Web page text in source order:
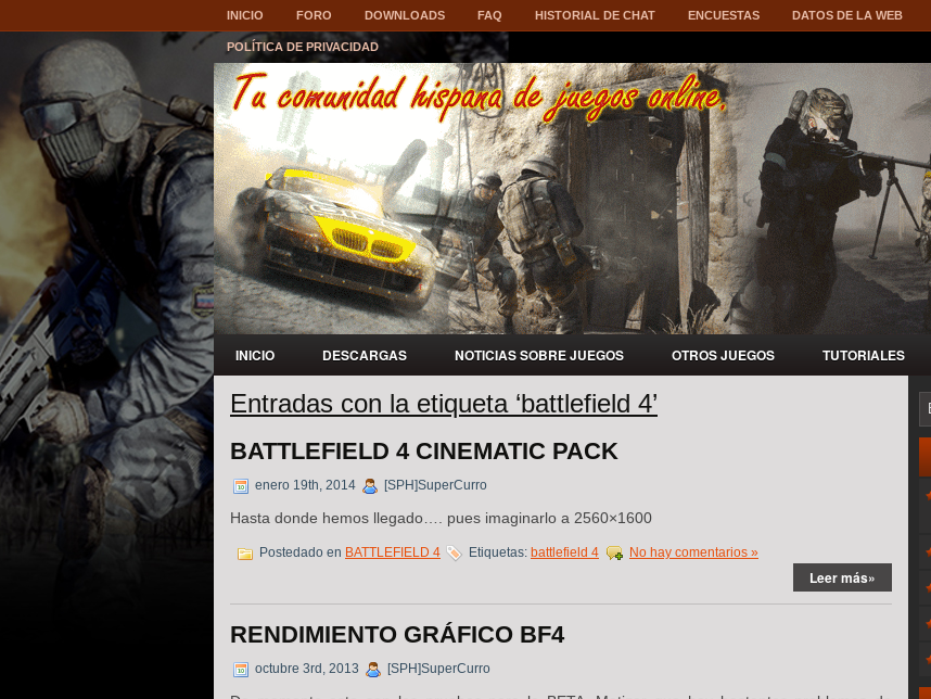
INICIO FORO DOWNLOADS FAQ HISTORIAL DE CHAT ENCUESTAS DATOS DE LA WEB
POLÍTICA DE PRIVACIDAD
INICIO DESCARGAS NOTICIAS SOBRE JUEGOS OTROS JUEGOS TUTORIALES
Entradas con la etiqueta ‘battlefield 4’
BATTLEFIELD 4 CINEMATIC PACK
enero 19th, 2014 [SPH]SuperCurro
Hasta donde hemos llegado…. pues imaginarlo a 2560×1600
Postedado en BATTLEFIELD 4 Etiquetas: battlefield 4 No hay comentarios »
Leer más»
RENDIMIENTO GRÁFICO BF4
octubre 3rd, 2013 [SPH]SuperCurro